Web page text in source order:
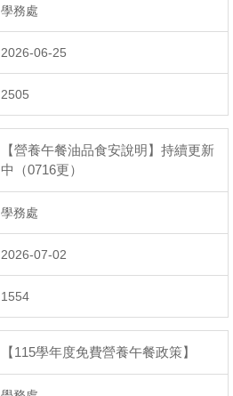
學務處
2026-06-25
2505
【營養午餐油品食安說明】持續更新
中（0716更）
學務處
2026-07-02
1554
【115學年度免費營養午餐政策】